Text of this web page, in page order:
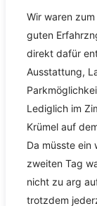
Wir waren
guten
direkt dafür
Ausstattung,
Lediglich im
Krümel auf
Da müsste ein
zweiten Tag
nicht zu arg
trotzdem